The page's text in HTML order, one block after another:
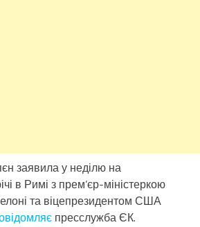
заявила у неділю на
в Римі з прем’єр-міністеркою
та віцепрезидентом США
пресслужба ЄК.